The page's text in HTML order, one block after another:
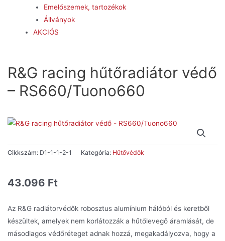
Emelőszemek, tartozékok
Állványok
AKCIÓS
R&G racing hűtőradiátor védő
– RS660/Tuono660
Cikkszám: D1-1-1-2-1 Kategória: Hűtővédők
43.096 Ft
Az R&G radiátorvédők robosztus alumínium hálóból és keretből
készültek, amelyek nem korlátozzák a hűtőlevegő áramlását, de
másodlagos védőréteget adnak hozzá, megakadályozva, hogy a